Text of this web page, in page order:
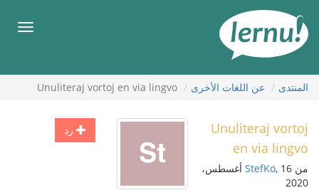
المحتويات
قائمة
المنتدى عن اللغات الأخرى Unuliteraj vortoj en via lingvo
رد
Unuliteraj vortoj
en via lingvo
من StefKo , 16 أغسطس،
2020